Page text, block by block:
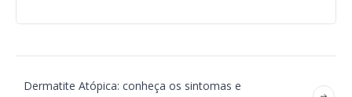
Dermatite Atópica: conheça os sintomas e